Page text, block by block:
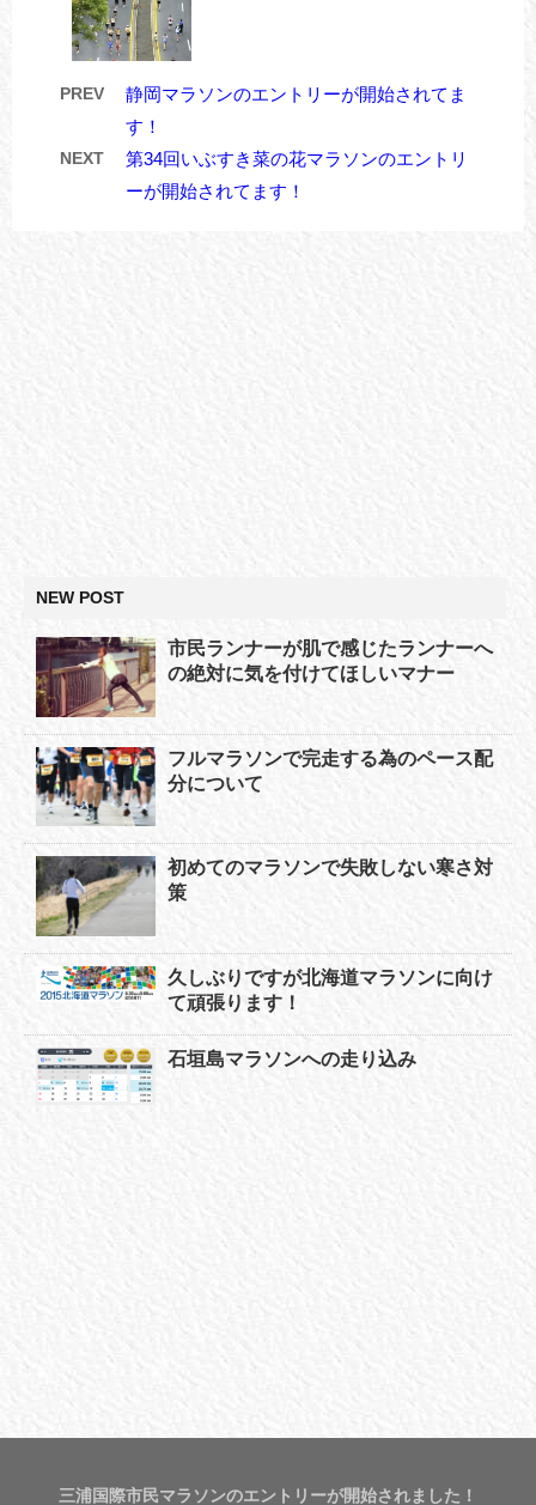
PREV
静岡マラソンのエントリーが開始されてま
す！
NEXT
第34回いぶすき菜の花マラソンのエントリ
ーが開始されてます！
NEW POST
市民ランナーが肌で感じたランナーへ
の絶対に気を付けてほしいマナー
フルマラソンで完走する為のペース配
分について
初めてのマラソンで失敗しない寒さ対
策
久しぶりですが北海道マラソンに向け
て頑張ります！
石垣島マラソンへの走り込み
三浦国際市民マラソンのエントリーが開始されました！